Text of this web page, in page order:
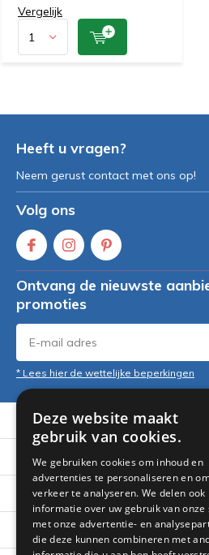
Vergelijk
Heeft u vragen?
Neem gerust contact met ons op!
Volg ons
Ontvang de nieuwste
promoties
* Lees hier de wettelijke beperkingen
Klantenservice
Mijn account
Categorieën
Contact
Deze website maakt
gebruik van cookies.
We gebruiken cookies om inhoud en
advertenties te personaliseren en
verkeer te analyseren. We delen ook
informatie over uw gebruik van onze
met onze advertentie- en
die deze kunnen combineren met